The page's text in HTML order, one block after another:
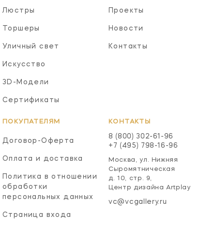
Люстры
Торшеры
Уличный свет
Искусство
3D-Модели
Сертификаты
Проекты
Новости
Контакты
ПОКУПАТЕЛЯМ
Договор-Оферта
Оплата и доставка
Политика в отношении
обработки
персональных данных
Страница входа
КОНТАКТЫ
8 (800) 302-61-96
+7 (495) 798-16-96
Москва, ул. Нижняя
Сыромятническая
д. 10, стр. 9,
Центр дизайна Artplay
vc@vcgallery.ru